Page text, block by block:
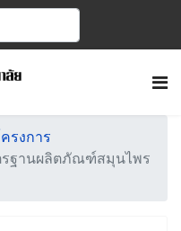
รงการ
ฐานผลิตภัณฑ์สมุนไพร